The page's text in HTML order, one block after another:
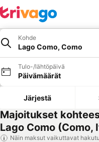
Kohde
Lago Como, Como
Tulo-/lähtöpäivä
Päivämäärät
Järjestä
Majoitukset
Lago Como (Como,
Näin maksut vaikuttavat